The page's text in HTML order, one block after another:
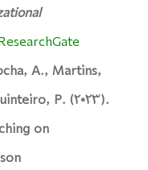
A., Martins,
P. (2023).
on